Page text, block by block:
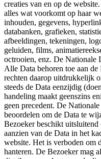
creaties van en op de
alles wat voorkomt op haar
inhouden, gegevens,
databanken, grafieken,
afbeeldingen, tekeningen,
geluiden, films,
octrooien, enz. De Nationale
Alle Data behoren toe aan
rechten daarop uitdrukkelijk
steeds de Data eenzijdig
handeling maakt geenszins
geen precedent. De
beoordelen om de Data te
Bezoeker beschikt
aanzien van de Data in het
website. Het is verboden om
hanteren. De Bezoeker mag